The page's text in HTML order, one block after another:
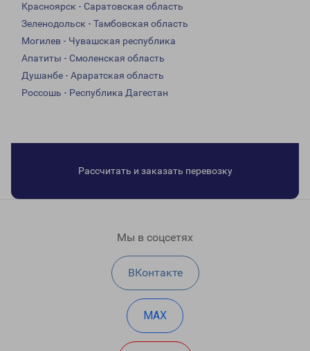
Красноярск - Саратовская область
Зеленодольск - Тамбовская область
Могилев - Чувашская республика
Апатиты - Смоленская область
Душанбе - Араратская область
Россошь - Республика Дагестан
Рассчитать и заказать перевозку
Мы в соцсетях
ВКонтакте
MAX